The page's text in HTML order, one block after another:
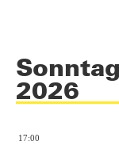
2026
17:00